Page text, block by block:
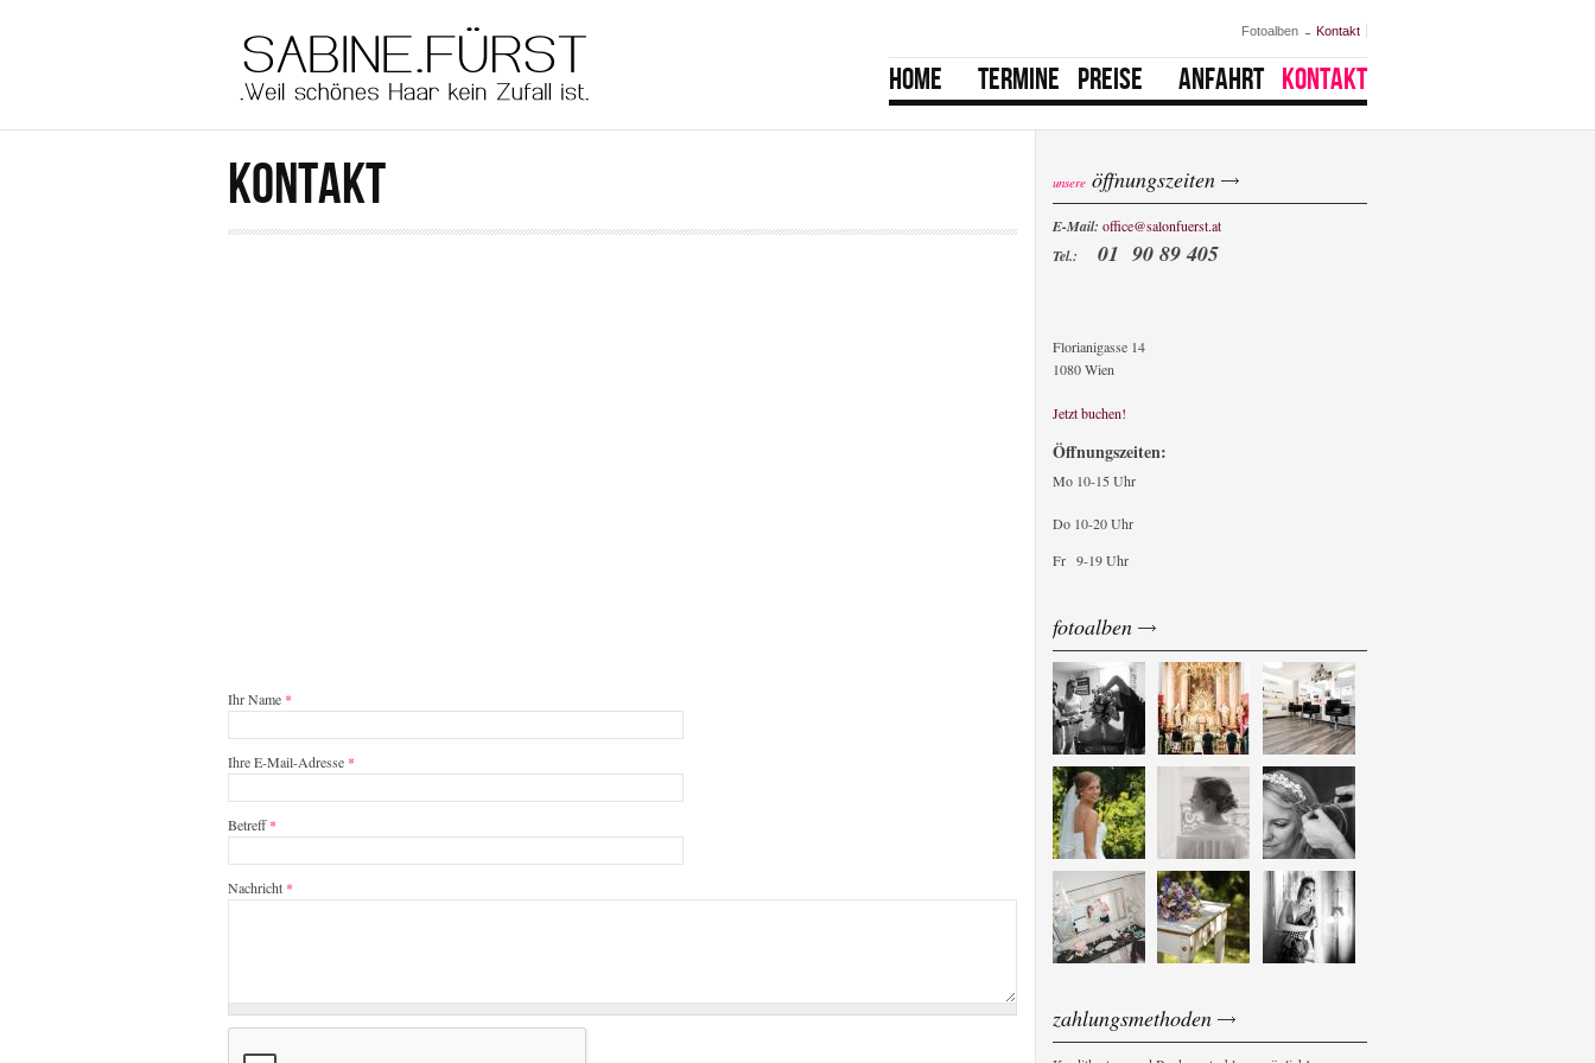
Fotoalben Kontakt
HOME TERMINE PREISE ANFAHRT KONTAKT
KONTAKT
Ihr Name *
Ihre E-Mail-Adresse *
Betreff*
Nachricht *
unsere öffnungszeiten
E-Mail: office@salonfuerst.at
Tel.: 01 90 89 405
Florianigasse 14
1080 Wien
Jetzt buchen!
Öffnungszeiten:
Mo 10-15 Uhr
Do 10-20 Uhr
Fr 9-19 Uhr
fotoalben
zahlungsmethoden